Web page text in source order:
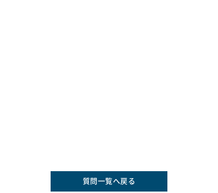
質問一覧へ戻る